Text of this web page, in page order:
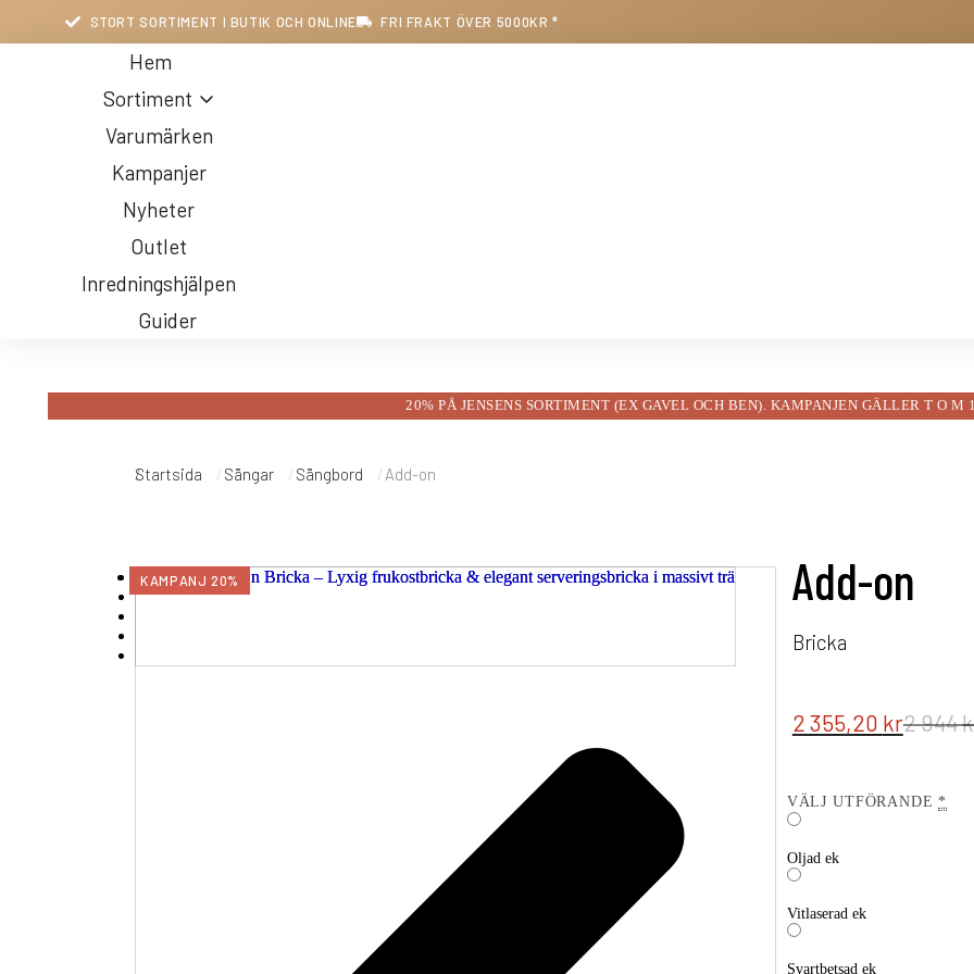
STORT SORTIMENT I BUTIK OCH ONLINE FRI FRAKT ÖVER 5000KR *
Hem
Sortiment
Belysning
Varumärken
Kampanjer
Nyheter
Outlet
Inredningshjälpen
Guider
20% PÅ JENSENS SORTIMENT (EX GAVEL OCH BEN). KAMPANJEN GÄLLER T O M
Du är här:
Startsida Sängar Sängbord Add-on
KAMPANJ 20% Add-on
Bricka
2 944
2 355,20 kr
VÄLJ UTFÖRANDE *
Oljad ek
Vitlaserad ek
Svartbetsad ek